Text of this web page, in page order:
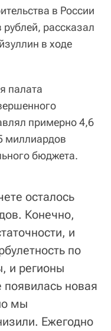
в России
рассказал
в ходе
палата
примерно 4,6
миллиардов
бюджета.
осталось
Конечно,
и
по
и регионы
новая
мы
Ежегодно